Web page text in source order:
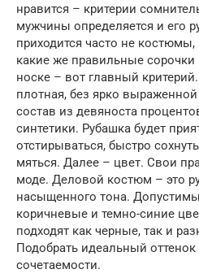
нравится – критерии
мужчины определяется и его
приходится часто не
какие же правильные сорочки
носке – вот главный
плотная, без ярко
состав из девяноста
синтетики. Рубашка будет
отстирываться, быстро
мяться. Далее – цвет. Свои
моде. Деловой костюм – это
насыщенного тона.
коричневые и темно-синие
подходят как черные, так и
Подобрать идеальный
сочетаемости.